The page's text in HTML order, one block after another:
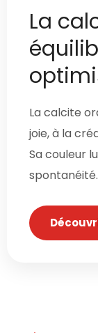
La
La calcite
joie, à la
Sa couleur
spontanéité.